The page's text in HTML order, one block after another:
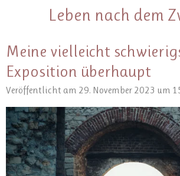
Leben nach dem
Meine vielleicht
Exposition überhaupt
Veröffentlicht am 29. November 2023 um